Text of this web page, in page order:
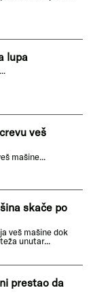
lupa
veš
mašine...
skače po
veš mašine dok
unutar...
prestao da